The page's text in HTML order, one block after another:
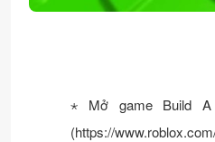
⋆ Mở game Build A
(https://